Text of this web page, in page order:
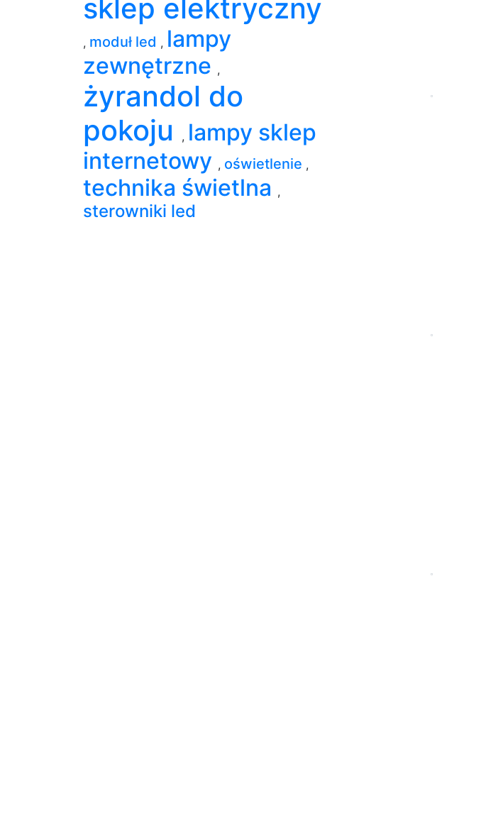
sklep elektryczny
, moduł led , lampy
zewnętrzne ,
żyrandol do
pokoju
, lampy sklep
internetowy , oświetlenie ,
technika świetlna ,
sterowniki led